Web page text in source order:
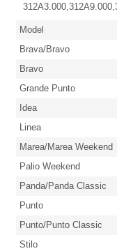
Model
Brava/Bravo
Bravo
Grande Punto
Idea
Linea
Marea/Marea Weekend
Palio Weekend
Panda/Panda Classic
Punto
Punto/Punto Classic
Stilo